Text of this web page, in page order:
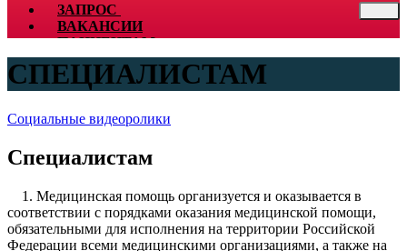
ЗАПРОС
ВАКАНСИИ
ПАЦИЕНТАМ
СПЕЦИАЛИСТАМ
КОНТАКТЫ
ДОКУМЕНТЫ
ЗАКУПКИ
X
СПЕЦИАЛИСТАМ
Социальные видеоролики
Специалистам
1. Медицинская помощь организуется и оказывается в
соответствии с порядками оказания медицинской помощи,
обязательными для исполнения на территории Российской
Федерации всеми медицинскими организациями, а также на